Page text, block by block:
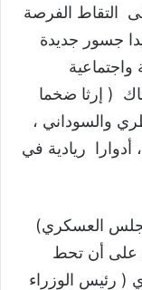
التقاط الفرصة
جسور جديدة
واجتماعية
( إرثا ضخما
والسوداني ،
ريادية في
العسكري)
على أن تحط
( رئيس الوزراء